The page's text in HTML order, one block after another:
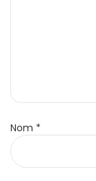
Nom *